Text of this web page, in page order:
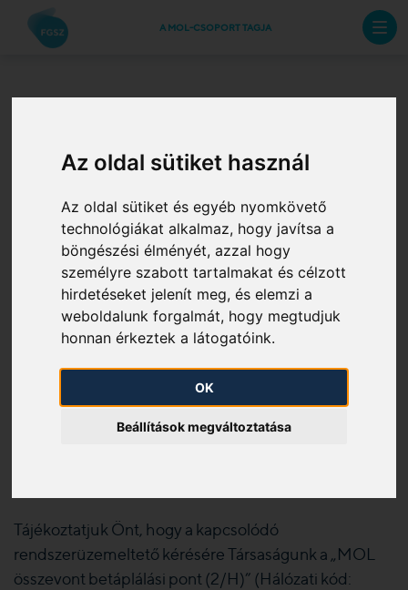
Az oldal sütiket használ
Az oldal sütiket és egyéb nyomkövető
technológiákat alkalmaz, hogy javítsa a
böngészési élményét, azzal hogy
személyre szabott tartalmakat és célzott
hirdetéseket jelenít meg, és elemzi a
weboldalunk forgalmát, hogy megtudjuk
honnan érkeztek a látogatóink.
OK
Beállítások megváltoztatása
A MOL-CSOPORT TAGJA
betáplálási pont
(2/H)” és „MOL
Babócsa+Endrőd
betáplálási pont
(2/H)” hálózati
pontotokat érintő
változások
Tájékoztatjuk Önt, hogy a kapcsolódó
rendszerüzemeltető kérésére Társaságunk a „MOL
összevont betáplálási pont (2/H)” (Hálózati kód: